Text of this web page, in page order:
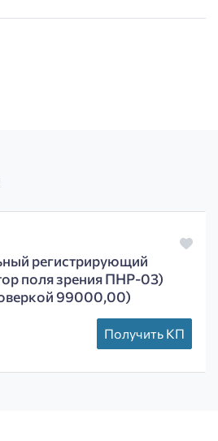
регистрирующий
поля зрения ПНР-03)
99000,00)
Получить КП